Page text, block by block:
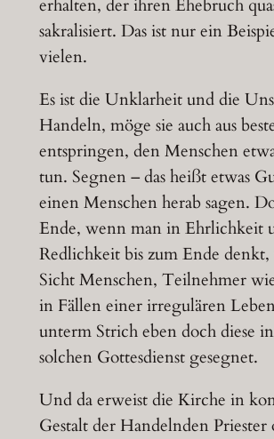
erhalten, der ihren Ehebruch
sakralisiert. Das ist nur ein
vielen.
Es ist die Unklarheit und die
Handeln, möge sie auch aus
entspringen, den Menschen
tun. Segnen – das heißt etwas
einen Menschen herab sagen.
Ende, wenn man in Ehrlichkeit
Redlichkeit bis zum Ende denkt,
Sicht Menschen, Teilnehmer
in Fällen einer irregulären
unterm Strich eben doch diese
solchen Gottesdienst gesegnet.
Und da erweist die Kirche in
Gestalt der Handelnden Priester